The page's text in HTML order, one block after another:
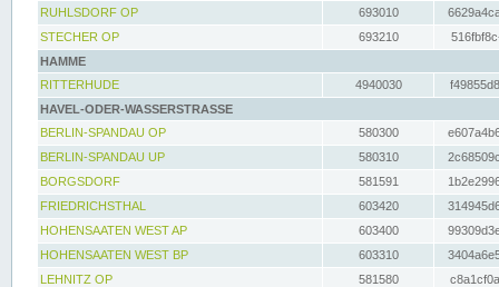
RUHLSDORF OP
693010
STECHER OP
693210
HAMME
RITTERHUDE
4940030
HAVEL-ODER-WASSERSTRASSE
BERLIN-SPANDAU OP
580300
BERLIN-SPANDAU UP
580310
BORGSDORF
581591
FRIEDRICHSTHAL
603420
HOHENSAATEN WEST AP
603400
HOHENSAATEN WEST BP
603310
LEHNITZ OP
581580